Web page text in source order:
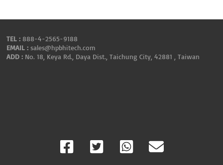
TEL : 888-4-2565-9188
EMAIL :sales@hpbhitech.com
ADD : No. 18, Keya Rd., Daya Dist., Taichung City, 42881 , Taiwan